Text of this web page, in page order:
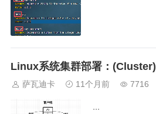
Linux系统集群部署：(Cluster)
萨瓦迪卡 11个月前 7716
...